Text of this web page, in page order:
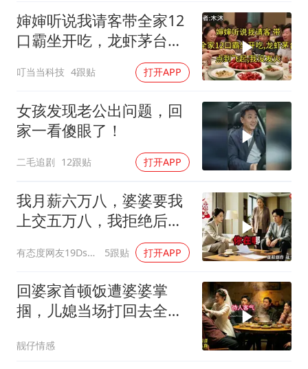
婶婶听说我请客带全家12
口霸坐开吃，龙虾茅台点
叮当当科技 4跟贴 打开APP
女孩发现老公出问题，回
家一看傻眼了！
二毛追剧 12跟贴 打开APP
我月薪六万八，婆婆要我
上交五万八，我拒绝后她
换了门锁，12天后我决意
离婚
有态度网友19Dsym 5跟贴 打开APP
回婆家首顿饭遭婆婆掌
掴，儿媳当场打回去全家
靓仔情感